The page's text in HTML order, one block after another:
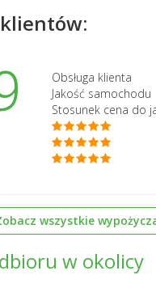
Obsługa klienta
Jakość samochodu
Stosunek cena do
wszystkie
w okolicy